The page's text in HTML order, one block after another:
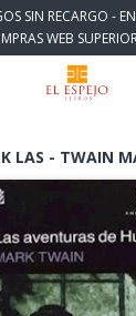
SIN RECARGO -
WEB
LAS - TWAIN